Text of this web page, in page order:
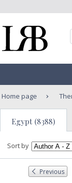
Home page
Egypt (8388)
Sort by
Previous